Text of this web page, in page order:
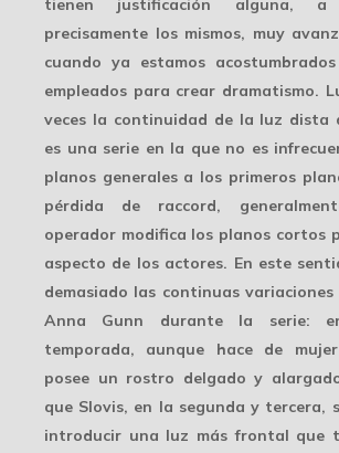
tienen justificación alguna,
precisamente los mismos, muy
cuando ya estamos
empleados para crear dramatismo.
veces la continuidad de la luz dista
es una serie en la que no es
planos generales a los primeros
pérdida de raccord,
operador modifica los planos cortos
aspecto de los actores. En este
demasiado las continuas
Anna Gunn durante la serie:
temporada, aunque hace de
posee un rostro delgado y
que Slovis, en la segunda y tercera,
introducir una luz más frontal que